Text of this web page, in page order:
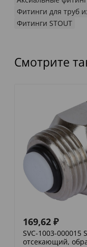
Фитинги для труб
Фитинги STOUT
Смотрите
169,62 ₽
SVC-1003-000015
отсекающий,